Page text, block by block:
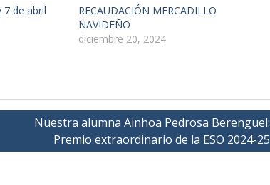
7 de abril
RECAUDACIÓN MERCADILLO
NAVIDEÑO
diciembre 20, 2024
Nuestra alumna Ainhoa Pedrosa Berenguel:
Premio extraordinario de la ESO 2024-25